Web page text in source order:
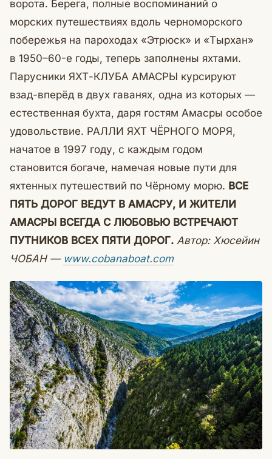
ворота. Берега, полные воспоминаний о
морских путешествиях вдоль черноморского
побережья на пароходах «Этрюск» и «Тырхан»
в 1950–60-е годы, теперь заполнены яхтами.
Парусники ЯХТ-КЛУБА АМАСРЫ курсируют
взад-вперёд в двух гаванях, одна из которых —
естественная бухта, даря гостям Амасры особое
удовольствие. РАЛЛИ ЯХТ ЧЁРНОГО МОРЯ,
начатое в 1997 году, с каждым годом
становится богаче, намечая новые пути для
яхтенных путешествий по Чёрному морю. ВСЕ
ПЯТЬ ДОРОГ ВЕДУТ В АМАСРУ, И ЖИТЕЛИ
АМАСРЫ ВСЕГДА С ЛЮБОВЬЮ ВСТРЕЧАЮТ
ПУТНИКОВ ВСЕХ ПЯТИ ДОРОГ. Автор: Хюсейин
ЧОБАН — www.cobanaboat.com